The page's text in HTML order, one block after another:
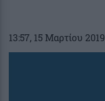
13:57, 15 Μαρτίου 2019